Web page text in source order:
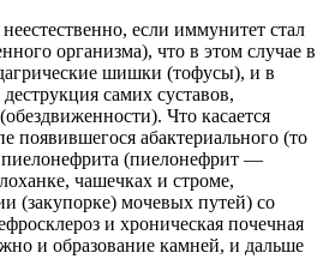
если иммунитет стал
организма), что в этом случае в
шишки (тофусы), и в
самих суставов,
Что касается
появившегося абактериального (то
(пиелонефрит —
чашечках и строме,
(закупорке) мочевых путей) со
и хроническая почечная
и образование камней, и дальше